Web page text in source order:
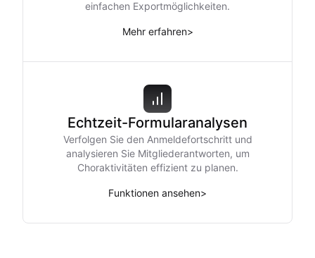
einfachen Exportmöglichkeiten.
Mehr erfahren>
Echtzeit-Formularanalysen
Verfolgen Sie den Anmeldefortschritt und
analysieren Sie Mitgliederantworten, um
Choraktivitäten effizient zu planen.
Funktionen ansehen>